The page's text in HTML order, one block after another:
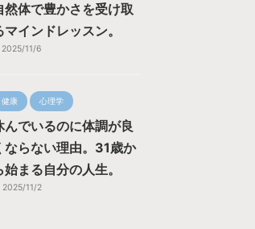
然体で豊かさを受け取
マインドレッスン。
2025/11/6
健康 心理学
んでいるのに体調が良
ならない理由。31歳か
始まる自分の人生。
2025/11/2